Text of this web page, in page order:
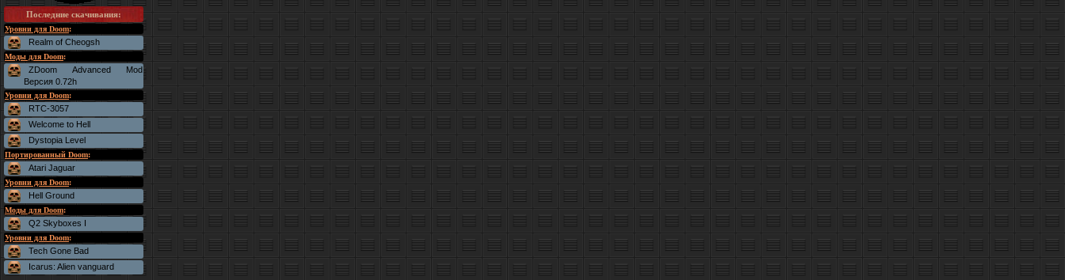
Последние скачивания:
Уровни для Doom:
Realm of Cheogsh
Моды для Doom:
ZDoom Advanced Mod
Версия 0.72h
Уровни для Doom:
RTC-3057
Welcome to Hell
Dystopia Level
Портированный Doom:
Atari Jaguar
Уровни для Doom:
Hell Ground
Моды для Doom:
Q2 Skyboxes I
Уровни для Doom:
Tech Gone Bad
Icarus: Alien vanguard